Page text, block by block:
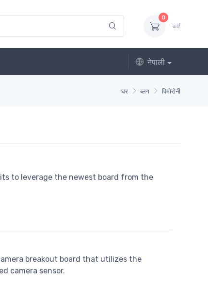
0
कार्ट
नेपाली
घर ब्लग पिमोरोनी
to leverage the newest board from the
breakout board that utilizes the
camera sensor.